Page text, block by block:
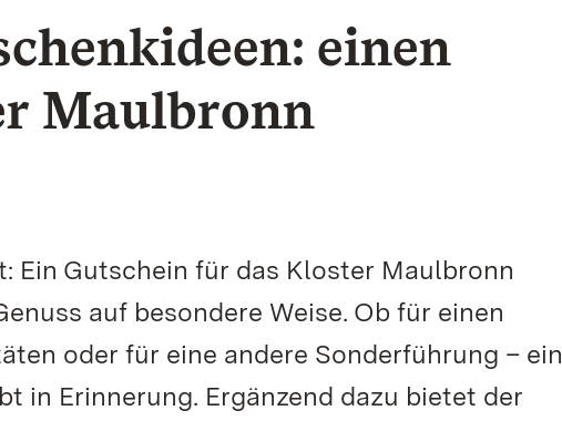
einen
Maulbronn
Ein Gutschein für das Kloster Maulbronn
auf besondere Weise. Ob für einen
oder für eine andere Sonderführung – ein
in Erinnerung. Ergänzend dazu bietet der